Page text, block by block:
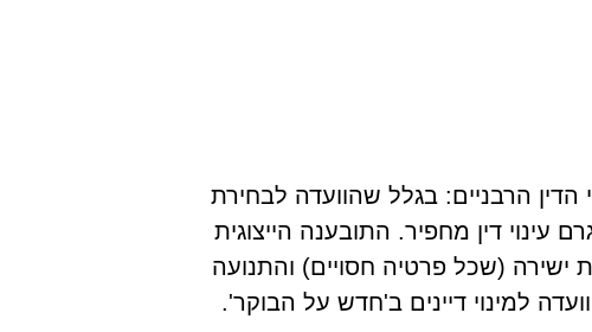
הרבניים: בגלל שהוועדה לבחירת
נגרם עינוי דין מחפיר. התובענה הייצוגית
ישירה (שכל פרטיה חסויים) והתנועה
למינוי דיינים ב'חדש על הבוקר'.